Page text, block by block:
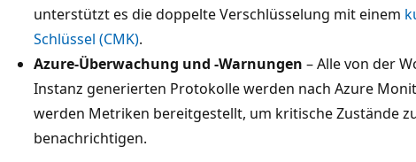
unterstützt es die doppelte Verschlüsselung mit einem
Schlüssel (CMK).
Azure-Überwachung und -Warnungen – Alle von der
Instanz generierten Protokolle werden nach Azure
werden Metriken bereitgestellt, um kritische Zustände
benachrichtigen.